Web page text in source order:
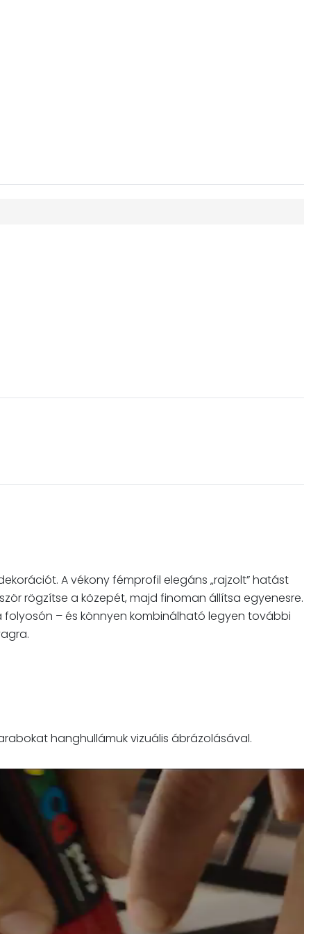
A vékony fémprofil elegáns „rajzolt” hatást
rögzítse a közepét, majd finoman állítsa egyenesre.
– és könnyen kombinálható legyen további
hanghullámuk vizuális ábrázolásával.